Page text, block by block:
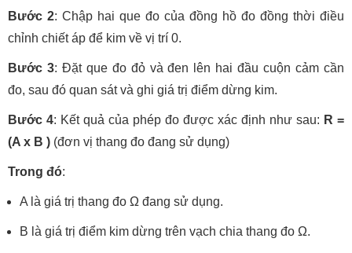
Bước 2: Chập hai que đo của đồng hồ đo đồng thời điều
chỉnh chiết áp để kim về vị trí 0.
Bước 3: Đặt que đo đỏ và đen lên hai đầu cuộn cảm cần
đo, sau đó quan sát và ghi giá trị điểm dừng kim.
Bước 4: Kết quả của phép đo được xác định như sau: R =
(A x B ) (đơn vị thang đo đang sử dụng)
Trong đó:
A là giá trị thang đo Ω đang sử dụng.
B là giá trị điểm kim dừng trên vạch chia thang đo Ω.